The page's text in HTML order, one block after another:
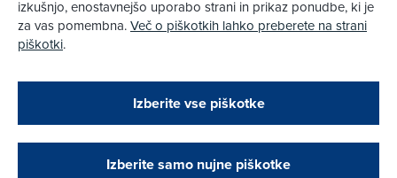
Zapri
Podarjamo vam 10 €!
Obstoječi in novi AMZS člani, ki boste v AMZS
opravili registracijo vozila, boste prejeli
vrednostno darilno kartico z dobroimetjem v višini
Pravni vidiki
Piškotki
Pravno obvestilo
Pri spletni včlanitvi so podprta naslednja plačilna sredstva:
izkušnjo, enostavnejšo uporabo strani in prikaz ponudbe, ki je
za vas pomembna.Več o piškotkih lahko preberete na strani
piškotki.
Izberite vse piškotke
Izberite samo nujne piškotke